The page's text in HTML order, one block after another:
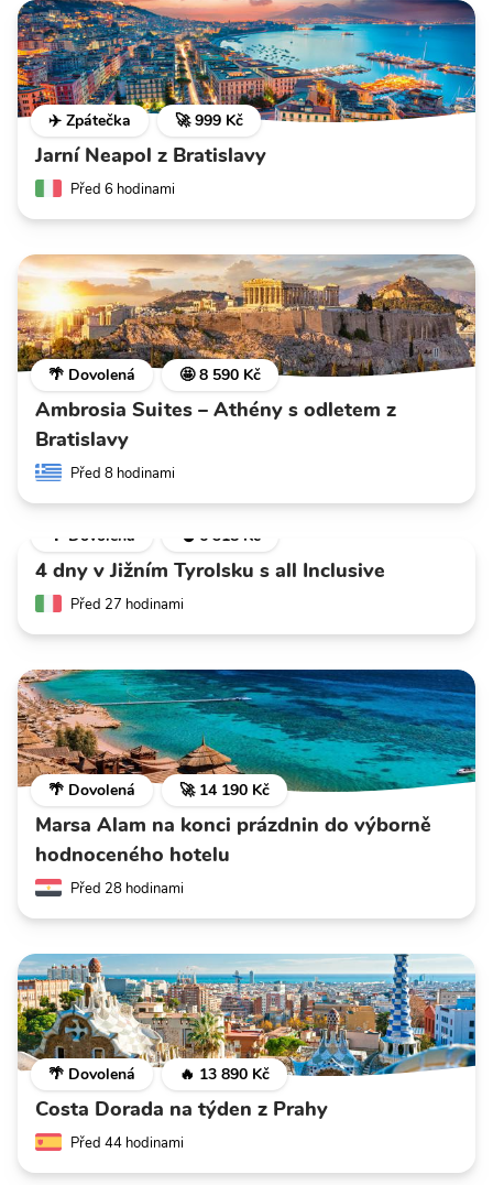
✈️ Zpátečka 🚀 999 Kč
Jarní Neapol z Bratislavy
Před 6 hodinami
🌴 Dovolená 🤩 8 590 Kč
Ambrosia Suites – Athény s odletem z
Bratislavy
Před 8 hodinami
🌴 Dovolená 💣 6 318 Kč
4 dny v Jižním Tyrolsku s all Inclusive
Před 27 hodinami
🌴 Dovolená 🚀 14 190 Kč
Marsa Alam na konci prázdnin do výborně
hodnoceného hotelu
Před 28 hodinami
🌴 Dovolená 🔥 13 890 Kč
Costa Dorada na týden z Prahy
Před 44 hodinami